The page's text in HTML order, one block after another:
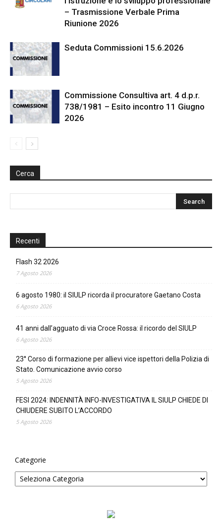
– Trasmissione Verbale Prima
Riunione 2026
Seduta Commissioni 15.6.2026
Commissione Consultiva art. 4 d.p.r.
738/1981 – Esito incontro 11 Giugno
2026
Cerca
Recenti
Flash 32 2026
7 Agosto 2026
6 agosto 1980: il SIULP ricorda il procuratore Gaetano Costa
6 Agosto 2026
41 anni dall’agguato di via Croce Rossa: il ricordo del SIULP
6 Agosto 2026
23° Corso di formazione per allievi vice ispettori della Polizia di
Stato. Comunicazione avvio corso
5 Agosto 2026
FESI 2024: INDENNITÀ INFO-INVESTIGATIVA IL SIULP CHIEDE DI
CHIUDERE SUBITO L’ACCORDO
5 Agosto 2026
Categorie